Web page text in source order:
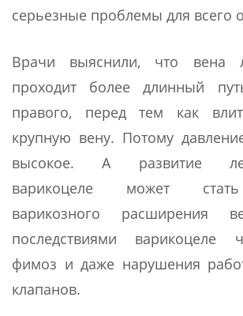
серьезные проблемы для всего
Врачи выяснили, что вена
проходит более длинный
правого, перед тем как
крупную вену. Потому
высокое. А развитие
варикоцеле может
варикозного
последствиями варикоцеле
фимоз и даже нарушения
клапанов.